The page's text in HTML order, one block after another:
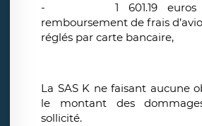
-
1 601.19
remboursement de frais
réglés par carte bancaire,
La SAS K ne faisant aucune
le montant des
sollicité.